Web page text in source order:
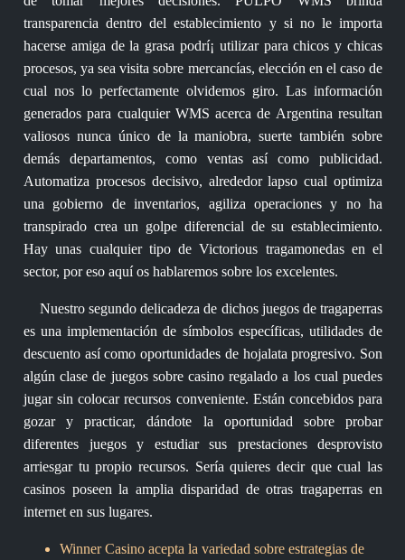
transparencia dentro del establecimiento y si no le importa
hacerse amiga de la grasa podrí¡ utilizar para chicos y chicas
procesos, ya sea visita sobre mercancías, elección en el caso de
cual nos lo perfectamente olvidemos giro. Las información
generados para cualquier WMS acerca de Argentina resultan
valiosos nunca único de la maniobra, suerte también sobre
demás departamentos, como ventas así­ como publicidad.
Automatiza procesos decisivo, alrededor lapso cual optimiza
una gobierno de inventarios, agiliza operaciones y no ha
transpirado crea un golpe diferencial de su establecimiento.
Hay unas cualquier tipo de Victorious tragamonedas en el
sector, por eso aquí os hablaremos sobre los excelentes.
Nuestro segundo delicadeza de dichos juegos de tragaperras
es una implementación de símbolos específicas, utilidades de
descuento así­ como oportunidades de hojalata progresivo. Son
algún clase de juegos sobre casino regalado a los cual puedes
jugar sin colocar recursos conveniente. Están concebidos para
gozar y practicar, dándote la oportunidad sobre probar
diferentes juegos y estudiar sus prestaciones desprovisto
arriesgar tu propio recursos. Serí­a quieres decir que cual las
casinos poseen la amplia disparidad de otras tragaperras en
internet en sus lugares.
Winner Casino acepta la variedad sobre estrategias de